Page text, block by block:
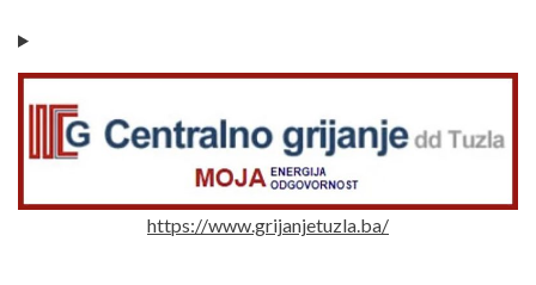
https://www.grijanjetuzla.ba/